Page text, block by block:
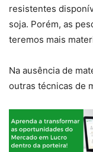
resistentes
soja. Porém, as
teremos mais
Na ausência de
outras técnicas de